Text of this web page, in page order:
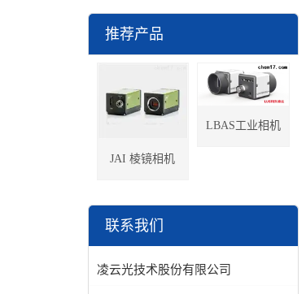
推荐产品
JAI 棱镜相机
LBAS工业相机
联系我们
凌云光技术股份有限公司